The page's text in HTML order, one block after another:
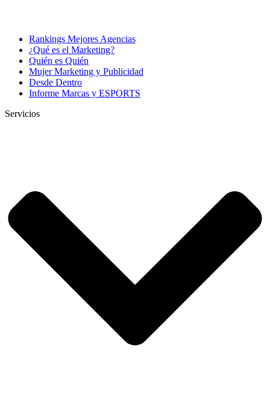
Rankings Mejores Agencias
¿Qué es el Marketing?
Quién es Quién
Mujer Marketing y Publicidad
Desde Dentro
Informe Marcas y ESPORTS
Servicios